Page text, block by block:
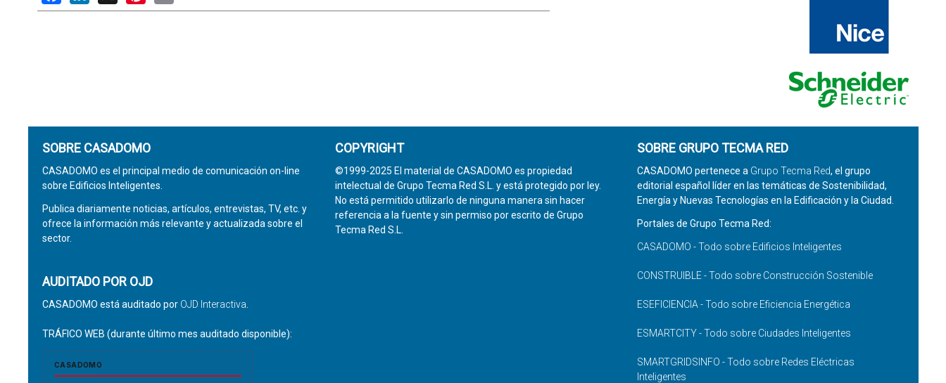
SOBRE CASADOMO
CASADOMO es el principal medio de comunicación on-line
sobre Edificios Inteligentes.
Publica diariamente noticias, artículos, entrevistas, TV, etc. y
ofrece la información más relevante y actualizada sobre el
sector.
AUDITADO POR OJD
CASADOMO está auditado por OJD Interactiva
TRÁFICO WEB (durante último mes auditado disponible):
COPYRIGHT
©1999-2025 El material de CASADOMO es propiedad
intelectual de Grupo Tecma Red S.L. y está protegido por ley.
No está permitido utilizarlo de ninguna manera sin hacer
referencia a la fuente y sin permiso por escrito de Grupo
Tecma Red S.L.
SOBRE GRUPO TECMA RED
CASADOMO pertenece a Grupo Tecma Red, el grupo
editorial español líder en las temáticas de Sostenibilidad,
Energía y Nuevas Tecnologías en la Edificación y la Ciudad.
Portales de Grupo Tecma Red:
CASADOMO - Todo sobre Edificios Inteligentes
CONSTRUIBLE - Todo sobre Construcción Sostenible
ESEFICIENCIA - Todo sobre Eficiencia Energética
ESMARTCITY - Todo sobre Ciudades Inteligentes
SMARTGRIDSINFO - Todo sobre Redes Eléctricas
Inteligentes